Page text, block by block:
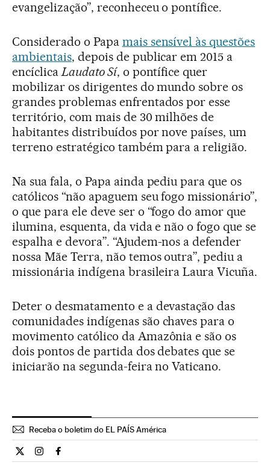
evangelização”, reconheceu o pontífice.
Considerado o Papa mais sensível às questões
ambientais, depois de publicar em 2015 a
encíclicaLaudato Sí, o pontífice quer
mobilizar os dirigentes do mundo sobre os
grandes problemas enfrentados por esse
território, com mais de 30 milhões de
habitantes distribuídos por nove países, um
terreno estratégico também para a religião.
Na sua fala, o Papa ainda pediu para que os
católicos “não apaguem seu fogo missionário”,
o que para ele deve ser o “fogo do amor que
ilumina, esquenta, da vida e não o fogo que se
espalha e devora”. “Ajudem-nos a defender
nossa Mãe Terra, não temos outra”, pediu a
missionária indígena brasileira Laura Vicuña.
Deter o desmatamento e a devastação das
comunidades indígenas são chaves para o
movimento católico da Amazônia e são os
dois pontos de partida dos debates que se
iniciarão na segunda-feira no Vaticano.
Receba o boletim do EL PAÍS América
Internacional El País Brasil en Twitter
Internacional El País Brasil en Instagram
Internacional El País Brasil en Facebook